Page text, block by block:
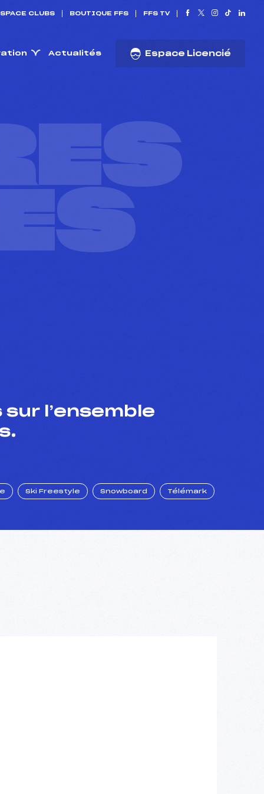
CLUBS BOUTIQUE FFS FFS TV
Actualités Espace Licencié
l’ensemble
Ski Freestyle Snowboard Télémark